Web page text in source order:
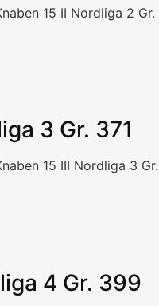
15 II Nordliga 2 Gr.
3 Gr. 371
15 III Nordliga 3 Gr.
4 Gr. 399